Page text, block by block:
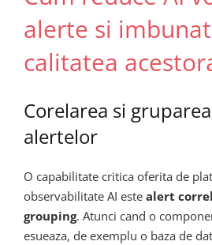
alerte si
calitatea
Corelarea si
alertelor
O capabilitate critica oferita de
observabilitate AI este alert
grouping. Atunci cand o
esueaza, de exemplu o baza de